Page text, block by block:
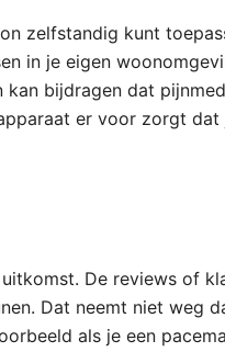
zelfstandig kunt
in je eigen
bijdragen dat
er voor zorgt dat
De reviews of
Dat neemt niet weg
als je een